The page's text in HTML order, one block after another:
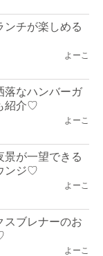
ンチが楽しめる
よーこ
落なハンバーガ
紹介♡
よーこ
景が一望できる
ンジ♡
よーこ
スブレナーのお
よーこ